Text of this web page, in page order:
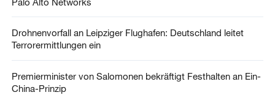
Drohnenvorfall an Leipziger Flughafen: Deutschland leitet
Terrorermittlungen ein
Premierminister von Salomonen bekräftigt Festhalten an Ein-
China-Prinzip